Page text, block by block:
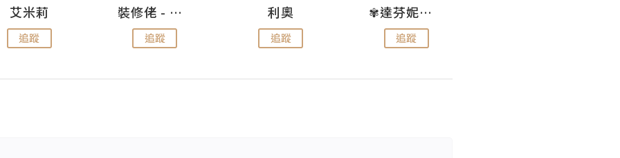
艾米莉
追蹤
裝修佬 - 香港一站式網上裝修平台
追蹤
利奧
追蹤
✾達芬妮•愛孩子•愛生活✾
追蹤